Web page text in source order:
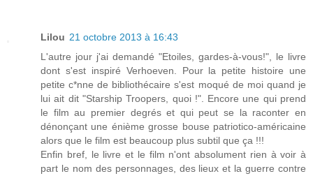
Lilou 21 octobre 2013 à 16:43
L'autre jour j'ai demandé "Etoiles, gardes-à-vous!", le livre
dont s'est inspiré Verhoeven. Pour la petite histoire une
petite c*nne de bibliothécaire s'est moqué de moi quand je
lui ait dit "Starship Troopers, quoi !". Encore une qui prend
le film au premier degrés et qui peut se la raconter en
dénonçant une énième grosse bouse patriotico-américaine
alors que le film est beaucoup plus subtil que ça !!!
Enfin bref, le livre et le film n'ont absolument rien à voir à
part le nom des personnages, des lieux et la guerre contre